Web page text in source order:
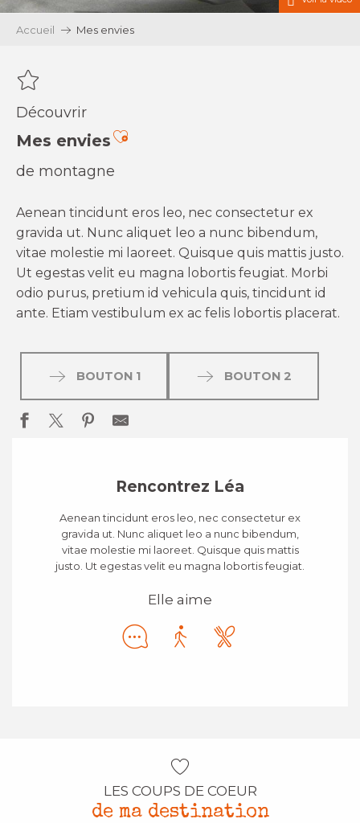
Accueil Mes envies
Découvrir
Mes enviesAjouter aux favoris
de montagne
Aenean tincidunt eros leo, nec consectetur ex
gravida ut. Nunc aliquet leo a nunc bibendum,
vitae molestie mi laoreet. Quisque quis mattis justo.
Ut egestas velit eu magna lobortis feugiat. Morbi
odio purus, pretium id vehicula quis, tincidunt id
ante. Etiam vestibulum ex ac felis lobortis placerat.
BOUTON 1 BOUTON 2
Rencontrez Léa
Aenean tincidunt eros leo, nec consectetur ex
gravida ut. Nunc aliquet leo a nunc bibendum,
vitae molestie mi laoreet. Quisque quis mattis
justo. Ut egestas velit eu magna lobortis feugiat.
Elle aime
LES COUPS DE COEUR
de ma destination